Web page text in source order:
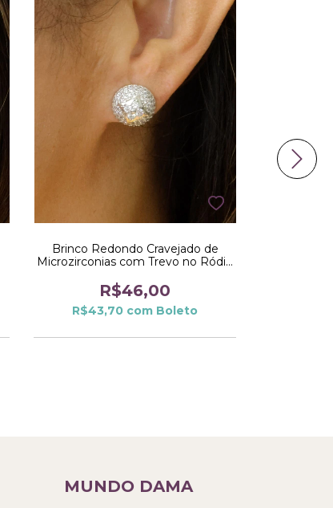
Brinco Redondo Cravejado de
Microzirconias com Trevo no Ródio
R$46,00
R$43,70 com Boleto
MUNDO DAMA